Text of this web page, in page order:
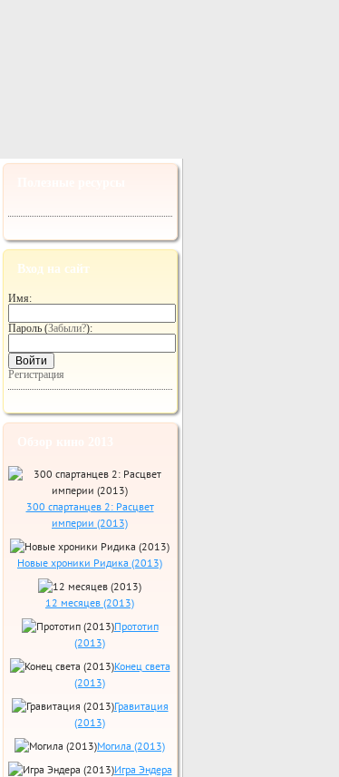
Вход на сайт
Имя:
Пароль (Забыли?):
Войти
Регистрация
300 спартанцев 2: Расцвет
империи (2013)
Новые хроники Ридика (2013)
12 месяцев (2013)
Прототип
(2013)
Конец света
(2013)
Гравитация
(2013)
Могила (2013)
Игра Эндера